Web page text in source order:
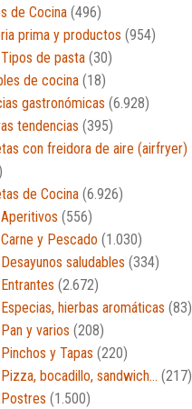
de Cocina (496)
prima y productos (954)
Tipos de pasta (30)
de cocina (18)
gastronómicas (6.928)
tendencias (395)
con freidora de aire (airfryer)
de Cocina (6.926)
Aperitivos (556)
Carne y Pescado (1.030)
Desayunos saludables (334)
Entrantes (2.672)
Especias, hierbas aromáticas (83)
Pan y varios (208)
Pinchos y Tapas (220)
Pizza, bocadillo, sandwich… (217)
Postres (1.500)